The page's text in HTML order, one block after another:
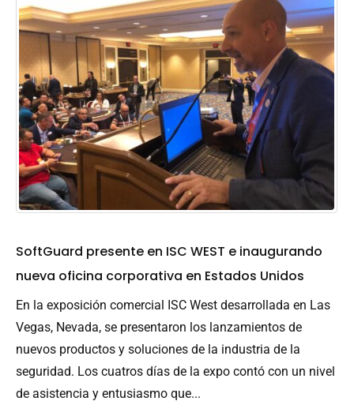
SoftGuard presente en ISC WEST e inaugurando
nueva oficina corporativa en Estados Unidos
En la exposición comercial ISC West desarrollada en Las
Vegas, Nevada, se presentaron los lanzamientos de
nuevos productos y soluciones de la industria de la
seguridad. Los cuatros días de la expo contó con un nivel
de asistencia y entusiasmo que...